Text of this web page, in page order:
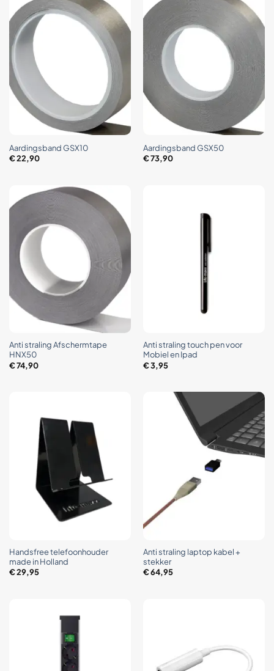
Aardingsband GSX10
€22,90
Aardingsband GSX50
€73,90
Anti straling Afschermtape
HNX50
€74,90
Anti straling touch pen voor
Mobiel en Ipad
€3,95
Handsfree telefoonhouder
made in Holland
€29,95
Anti straling laptop kabel +
stekker
€64,95